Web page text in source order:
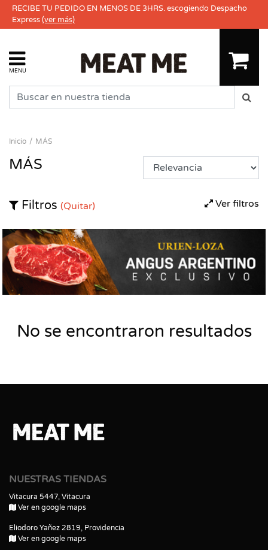
RECIBE TU PEDIDO EN MENOS DE 3HRS. escogiendo Despacho
Express(ver más)
MENU
Inicio MÁS
MÁS
Ver filtros
Filtros (Quitar)
No se encontraron resultados
NUESTRAS TIENDAS
Vitacura 5447, Vitacura
Ver en google maps
Eliodoro Yañez 2819, Providencia
Ver en google maps